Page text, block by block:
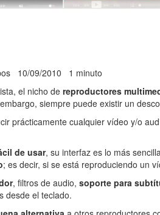
10/09/2010 1 minuto
el nicho de reproductores
siempre puede existir un
prácticamente cualquier vídeo y/o
de usar, su interfaz es lo más
; es decir, si se está reproduciendo un
, filtros de audio, soporte para
desde el teclado.